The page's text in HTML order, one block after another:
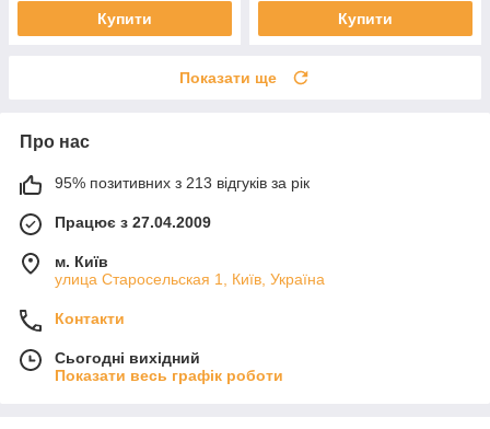
Купити Купити
Показати ще
Про нас
95% позитивних з 213 відгуків за рік
Працює з 27.04.2009
м. Київ
улица Старосельская 1, Київ, Україна
Контакти
Сьогодні вихідний
Показати весь графік роботи